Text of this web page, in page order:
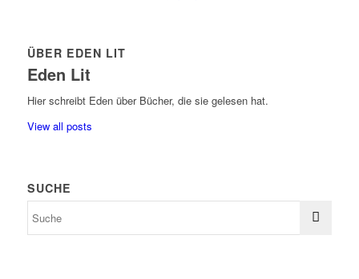
ÜBER EDEN LIT
Eden Lit
Hier schreibt Eden über Bücher, die sie gelesen hat.
View all posts
SUCHE